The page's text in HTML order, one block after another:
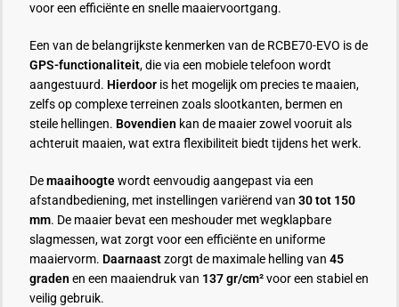
voor een efficiënte en snelle maaiervoortgang.
Een van de belangrijkste kenmerken van de RCBE70-EVO is de
GPS-functionaliteit, die via een mobiele telefoon wordt
aangestuurd. Hierdoor is het mogelijk om precies te maaien,
zelfs op complexe terreinen zoals slootkanten, bermen en
steile hellingen. Bovendien kan de maaier zowel vooruit als
achteruit maaien, wat extra flexibiliteit biedt tijdens het werk.
Demaaihoogtewordt eenvoudig aangepast via een
afstandbediening, met instellingen variërend van 30 tot 150
mm. De maaier bevat een meshouder met wegklapbare
slagmessen, wat zorgt voor een efficiënte en uniforme
maaiervorm. Daarnaastzorgt de maximale helling van 45
graden en een maaiendruk van 137 gr/cm²voor een stabiel en
veilig gebruik.